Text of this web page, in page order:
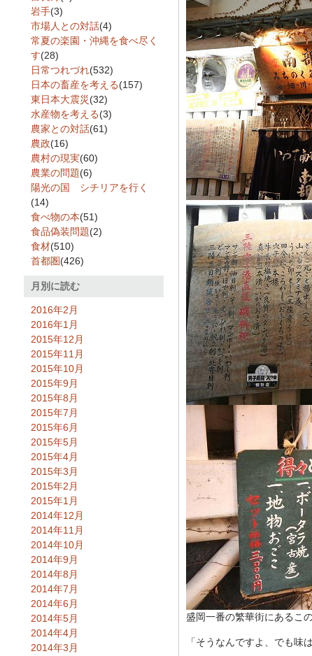
盛岡一番の繁華街にあるこ
「そうなんですよ、でも味
岩手(3)
市場人との対話(4)
常夏の楽園・沖縄を食べ尽く
す(28)
日常つれづれ(532)
日本の畜産を考える(157)
東日本大震災(32)
水産物を考える(3)
農家との対話(61)
農政(16)
農村の現実(60)
農業の問題(6)
陽光の国 シチリアを行く
(14)
食べ物の本(51)
食品偽装問題(2)
食材(510)
首都圏(426)
月別に読む
2016年2月
2016年1月
2015年12月
2015年11月
2015年10月
2015年9月
2015年8月
2015年7月
2015年6月
2015年5月
2015年4月
2015年3月
2015年2月
2015年1月
2014年12月
2014年11月
2014年10月
2014年9月
2014年8月
2014年7月
2014年6月
2014年5月
2014年4月
2014年3月